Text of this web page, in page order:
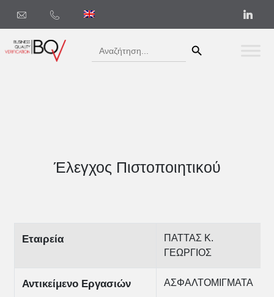
Search
for:
Έλεγχος Πιστοποιητικού
Εταιρεία
ΠΑΤΤΑΣ Κ.
ΓΕΩΡΓΙΟΣ
Αντικείμενο Εργασιών ΑΣΦΑΛΤΟΜΙΓΜΑΤΑ